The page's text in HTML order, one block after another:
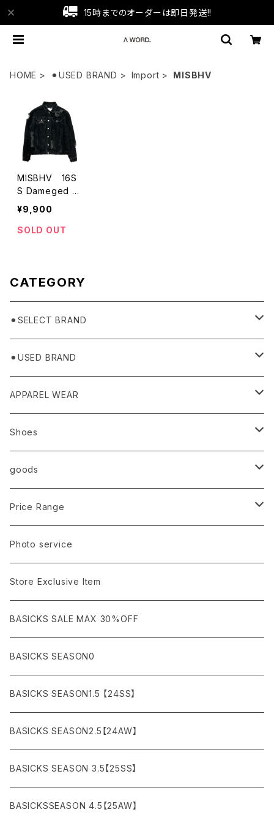
15時までのオーダーは即日発送!!
HOME ⚫︎USED BRAND Import MISBHV
MISBHV 16S
S Dameged D
enim Jacket
¥9,900
SOLD OUT
CATEGORY
⚫︎SELECT BRAND
BASICKS
HUMMEL 00
⚫︎USED BRAND
Domestic
Ancellm
AURALEE
AMBUSH
ANCHOR
asics
Import
ANN DEMEULEMEESTER
ARMANI / EXCHANGE / JEANS
A.P.C
agnes b
ARC'TERYX
APPAREL WEAR
TOPS
T-SHIRTS (Tシャツ）
LSV (長袖Tシャツ）
KNIT (ニット)/CARDIGAN(カーディガン)
VEST(ベスト）
OUTER
BLOUSON (ブルゾン）
JACKET (ジャケット)
BOTTOMS
DENIM (デニム)
CARGO (カーゴ)
SLACKS (スラックス)
SHORTS (ショーツ)
Shoes
Sneaker
Leather shoes
Sandals
Boots
goods
Eye wear
Cap/Hat
Bag / Wallet
Watch
Interior
Figure/etc...
Accessory
Necklace
Bracelet
Price Range
¥1,000〜¥5,000
¥5,000〜¥10,000
¥10,000〜¥30,000
¥30,000〜¥50,000
¥50,000〜¥100,000
¥100,000〜¥150,000
¥150,000〜
Photo service
Store Exclusive Item
BASICKS SALE MAX 30%OFF
BASICKS SEASON0
BASICKS SEASON1.5 【24SS】
BASICKS SEASON2.5【24AW】
BASICKS SEASON 3.5【25SS】
BASICKSSEASON 4.5【25AW】